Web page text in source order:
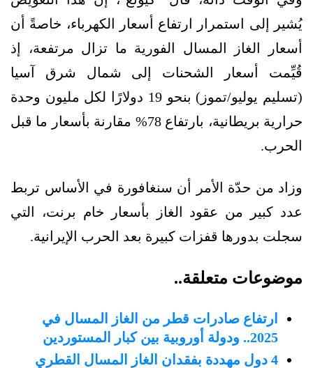
يُشير إلى استمرار ارتفاع أسعار الكهرباء، خاصةً أن
أسعار الغاز المسال الفورية ما تزال مرتفعة، إذ
قُيِّمت أسعار الشحنات إلى شمال شرق آسيا
(تسليم يوليو/تموز) بنحو 19 دولارًا لكل مليون وحدة
حرارية بريطانية، بارتفاع 78% مقارنة بأسعار ما قبل
الحرب.
وزاد من حدّة الأمر أن سنغافورة في الأساس تربط
عدد كبير من عقود الغاز بأسعار خام برنت، التي
سجلت بدورها قفزات كبيرة بعد الحرب الإيرانية.
موضوعات متعلقة..
ارتفاع صادرات قطر من الغاز المسال في
2025.. ودولة أوروبية بين كبار المستوردين
4 دول مهددة بفقدان الغاز المسال القطري